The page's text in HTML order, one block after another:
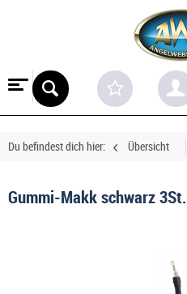
Du befindest dich hier: Übersicht
Gummi-Makk schwarz 3St.